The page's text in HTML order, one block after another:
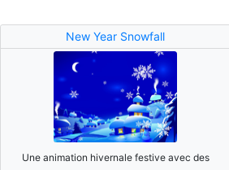
New Year Snowfall
Une animation hivernale festive avec des